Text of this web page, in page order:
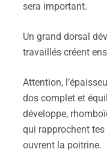
sera important.
Un grand dorsal
travaillés créent
Attention,
dos complet et
développe,
qui rapprochent
ouvrent la poitrine.